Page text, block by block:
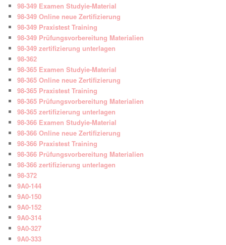
98-349 Examen Studyie-Material
98-349 Online neue Zertifizierung
98-349 Praxistest Training
98-349 Prüfungsvorbereitung Materialien
98-349 zertifizierung unterlagen
98-362
98-365 Examen Studyie-Material
98-365 Online neue Zertifizierung
98-365 Praxistest Training
98-365 Prüfungsvorbereitung Materialien
98-365 zertifizierung unterlagen
98-366 Examen Studyie-Material
98-366 Online neue Zertifizierung
98-366 Praxistest Training
98-366 Prüfungsvorbereitung Materialien
98-366 zertifizierung unterlagen
98-372
9A0-144
9A0-150
9A0-152
9A0-314
9A0-327
9A0-333